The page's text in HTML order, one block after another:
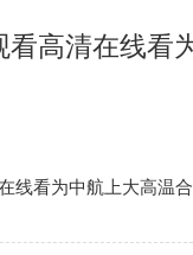
高清在线看
线看为中航上大高温